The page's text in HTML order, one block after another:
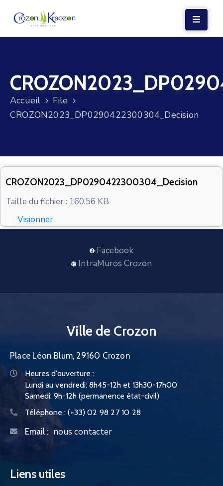
VIE
LOCALE
VIE
ET
DÉMARCHES
CONTACT
Accueil
File
CROZON2023_DP0290422300304_Decision
CROZON2023_DP0290422300304_Decision
Taille du fichier : 160.56 KB
Visionner
Facebook
IntraMuros Crozon
Ville de Crozon
Place Léon Blum, 29160 Crozon
Heures d'ouverture :
Lundi au vendredi: 8h45-12h et 13h30-17h00
Samedi: 9h-12h (permanence état-civil)
Téléphone : (+33) 02 98 27 10 28
Email : nous contacter
Liens utiles